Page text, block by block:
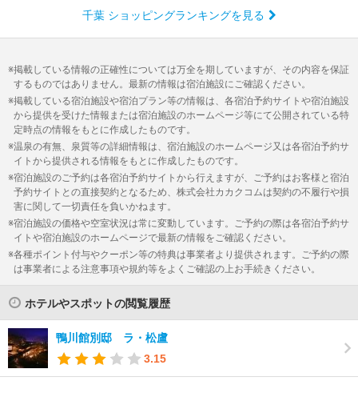
千葉 ショッピングランキングを見る
掲載している情報の正確性については万全を期していますが、その内容を保証
するものではありません。最新の情報は宿泊施設にご確認ください。
掲載している宿泊施設や宿泊プラン等の情報は、各宿泊予約サイトや宿泊施設
から提供を受けた情報または宿泊施設のホームページ等にて公開されている特
定時点の情報をもとに作成したものです。
温泉の有無、泉質等の詳細情報は、宿泊施設のホームページ又は各宿泊予約サ
イトから提供される情報をもとに作成したものです。
宿泊施設のご予約は各宿泊予約サイトから行えますが、ご予約はお客様と宿泊
予約サイトとの直接契約となるため、株式会社カカクコムは契約の不履行や損
害に関して一切責任を負いかねます。
宿泊施設の価格や空室状況は常に変動しています。ご予約の際は各宿泊予約サ
イトや宿泊施設のホームページで最新の情報をご確認ください。
各種ポイント付与やクーポン等の特典は事業者より提供されます。ご予約の際
は事業者による注意事項や規約等をよくご確認の上お手続きください。
ホテルやスポットの閲覧履歴
鴨川館別邸 ラ・松盧
3.15